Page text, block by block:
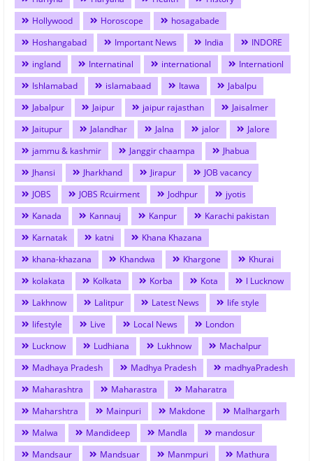
Hollywood
Horoscope
hosagabade
Hoshangabad
Important News India
INDORE
ingland
Internatinal international
Internationl
Ishlamabad
islamabaad Itawa
Jabalpu
Jabalpur
Jaipur jaipur rajasthan
Jaisalmer
Jaitupur
Jalandhar Jalna jalor
Jalore
jammu & kashmir
Janggir chaampa
Jhabua
Jhansi
Jharkhand Jirapur
JOB vacancy
JOBS
JOBS Rcuirment Jodhpur
jyotis
Kanada
Kannauj Kanpur
Karachi pakistan
Karnatak
katni
Khana Khazana
khana-khazana
Khandwa Khargone
Khurai
kolakata
Kolkata Korba Kota
l Lucknow
Lakhnow
Lalitpur Latest News
life style
lifestyle
Live Local News
London
Lucknow
Ludhiana Lukhnow
Machalpur
Madhaya Pradesh
Madhya Pradesh
madhyaPradesh
Maharashtra
Maharastra
Maharatra
Maharshtra
Mainpuri Makdone
Malhargarh
Malwa
Mandideep Mandla
mandosur
Mandsaur
Mandsuar Manmpuri
Mathura